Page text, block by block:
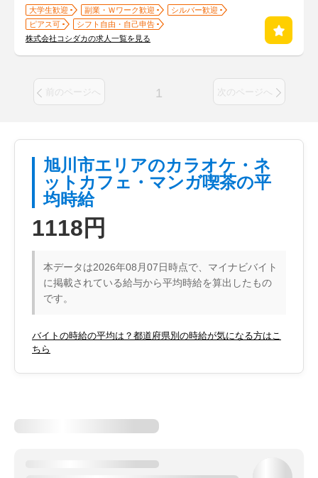
大学生歓迎 副業・Ｗワーク歓迎
シルバー歓迎
ピアス可
シフト自由・自己申告
株式会社コシダカの求人一覧を見る
前のページへ 1 次のページへ
旭川市エリアのカラオケ・ネ
ットカフェ・マンガ喫茶の平
均時給
1118円
本データは2026年08月07日時点で、マイナビバイト
に掲載されている給与から平均時給を算出したもの
です。
バイトの時給の平均は？都道府県別の時給が気になる方はこ
ちら